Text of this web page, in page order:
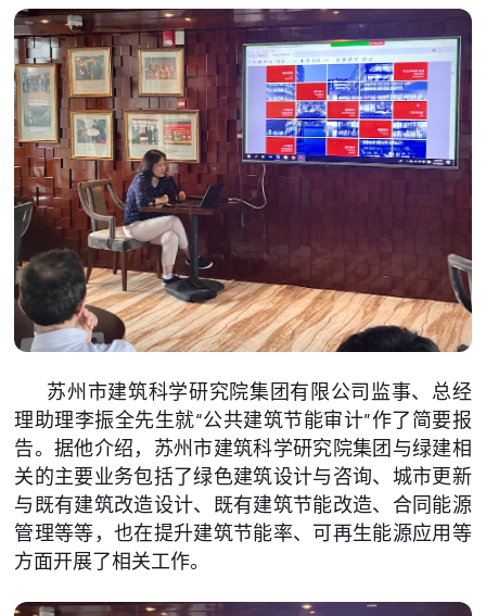
苏州市建筑科学研究院集团有限公司监事、总经
理助理李振全先生就“公共建筑节能审计”作了简要报
告。据他介绍，苏州市建筑科学研究院集团与绿建相
关的主要业务包括了绿色建筑设计与咨询、城市更新
与既有建筑改造设计、既有建筑节能改造、合同能源
管理等等，也在提升建筑节能率、可再生能源应用等
方面开展了相关工作。